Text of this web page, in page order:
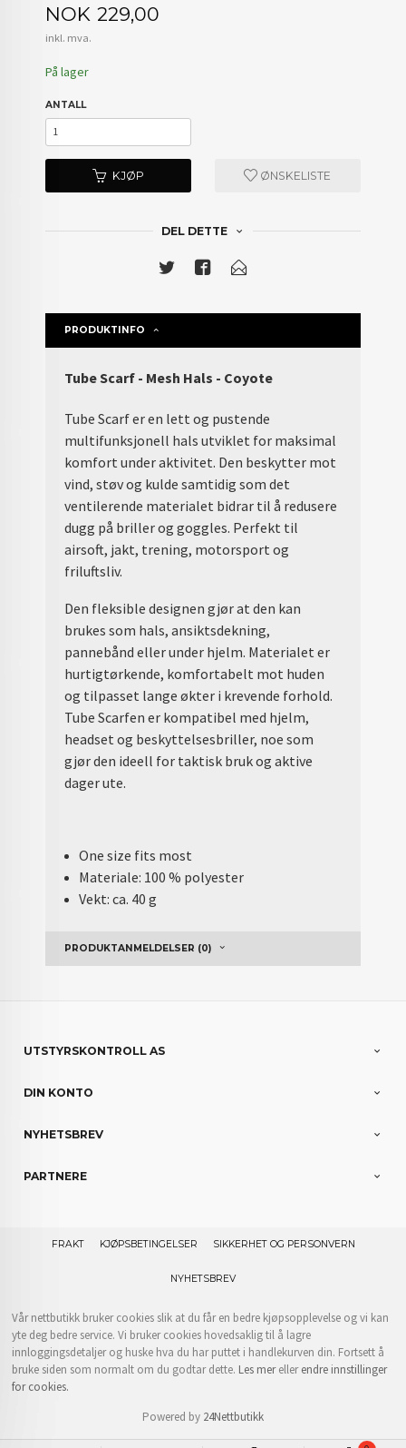
Pris
NOK 229,00
inkl. mva.
På lager
ANTALL
KJØP ØNSKELISTE
DEL DETTE
PRODUKTINFO
Tube Scarf - Mesh Hals - Coyote
Tube Scarf er en lett og pustende
multifunksjonell hals utviklet for maksimal
komfort under aktivitet. Den beskytter mot
vind, støv og kulde samtidig som det
ventilerende materialet bidrar til å redusere
dugg på briller og goggles. Perfekt til
airsoft, jakt, trening, motorsport og
friluftsliv.
Den fleksible designen gjør at den kan
brukes som hals, ansiktsdekning,
pannebånd eller under hjelm. Materialet er
hurtigtørkende, komfortabelt mot huden
og tilpasset lange økter i krevende forhold.
Tube Scarfen er kompatibel med hjelm,
headset og beskyttelsesbriller, noe som
gjør den ideell for taktisk bruk og aktive
dager ute.
One size fits most
Materiale: 100 % polyester
Vekt: ca. 40 g
PRODUKTANMELDELSER (0)
UTSTYRSKONTROLL AS
DIN KONTO
NYHETSBREV
PARTNERE
FRAKT KJØPSBETINGELSER SIKKERHET OG PERSONVERN
NYHETSBREV
Vår nettbutikk bruker cookies slik at du får en bedre kjøpsopplevelse og vi kan
yte deg bedre service. Vi bruker cookies hovedsaklig til å lagre
innloggingsdetaljer og huske hva du har puttet i handlekurven din. Fortsett å
bruke siden som normalt om du godtar dette. Les merellerendre innstillinger
for cookies.
Powered by 24Nettbutikk